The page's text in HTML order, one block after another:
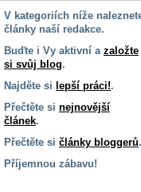
V kategoriích níže
články naší redakce.
Buďte i Vy aktivní a založte
si svůj blog.
Najděte si lepší práci!.
Přečtěte si nejnovější
článek.
Přečtěte si články bloggerů.
Příjemnou zábavu!